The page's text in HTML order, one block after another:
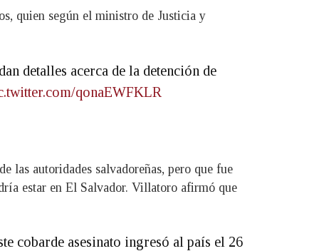
quien según el ministro de Justicia y
detalles acerca de la detención de
qonaEWFKLR
las autoridades salvadoreñas, pero que fue
estar en El Salvador. Villatoro afirmó que
cobarde asesinato ingresó al país el 26